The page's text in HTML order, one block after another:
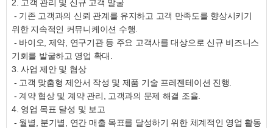
2. 고객 관리 및 신규 고객 발굴
- 기존 고객과의 신뢰 관계를 유지하고 고객 만족도를 향상시키기
위한 지속적인 커뮤니케이션 수행.
- 바이오, 제약, 연구기관 등 주요 고객사를 대상으로 신규 비즈니스
기회를 발굴하고 영업 확대.
3. 사업 제안 및 협상
- 고객 맞춤형 제안서 작성 및 제품 기술 프레젠테이션 진행.
- 계약 협상 및 계약 관리, 고객과의 문제 해결 조율.
4. 영업 목표 달성 및 보고
- 월별, 분기별, 연간 매출 목표를 달성하기 위한 체계적인 영업 활동